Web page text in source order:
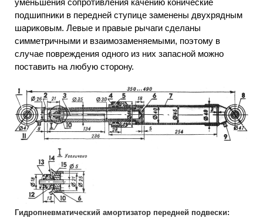
уменьшения сопротивления качению конические
подшипники в передней ступице заменены двухрядным
шариковым. Левые и правые рычаги сделаны
симметричными и взаимозаменяемыми, поэтому в
случае повреждения одного из них запасной можно
поставить на любую сторону.
Гидропневматический амортизатор передней подвески: